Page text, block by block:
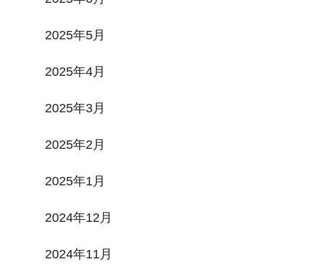
2025年5月
2025年4月
2025年3月
2025年2月
2025年1月
2024年12月
2024年11月